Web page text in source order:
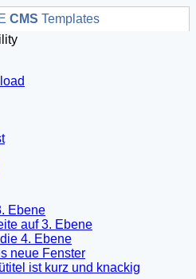
CMS Templates
Ebene
auf 3. Ebene
4. Ebene
neue Fenster
ist kurz und knackig